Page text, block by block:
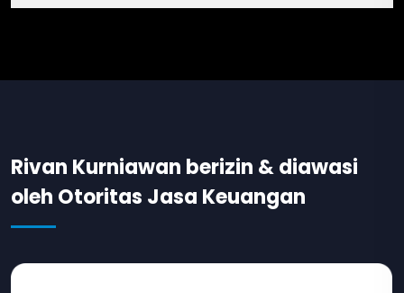
Rivan Kurniawan berizin & diawasi
oleh Otoritas Jasa Keuangan